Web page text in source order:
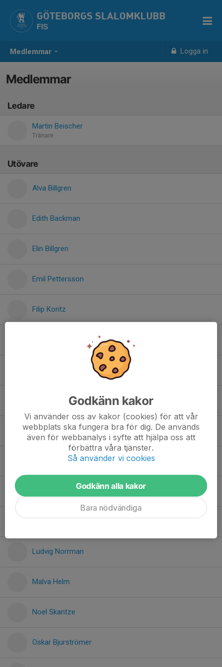
Medlemmar Logga in
GÖTEBORGS SLALOMKLUBB
FIS
Medlemmar
Ledare
Martin Beischer
Tränare
Utövare
Alva Billgren
Edith Backman
Elin Billgren
Emil Pettersson
Filip Koritz
Gustav Beischer
Hjalmar Franck
Isak Bjurströmer
Ludvig Norrman
Malva Helm
Noel Skantze
Oskar Bjurströmer
Godkänn kakor
Vi använder oss av kakor (cookies) för att vår
webbplats ska fungera bra för dig. De används
även för webbanalys i syfte att hjälpa oss att
förbättra våra tjänster.
Så använder vi cookies
Godkänn alla kakor
Bara nödvändiga